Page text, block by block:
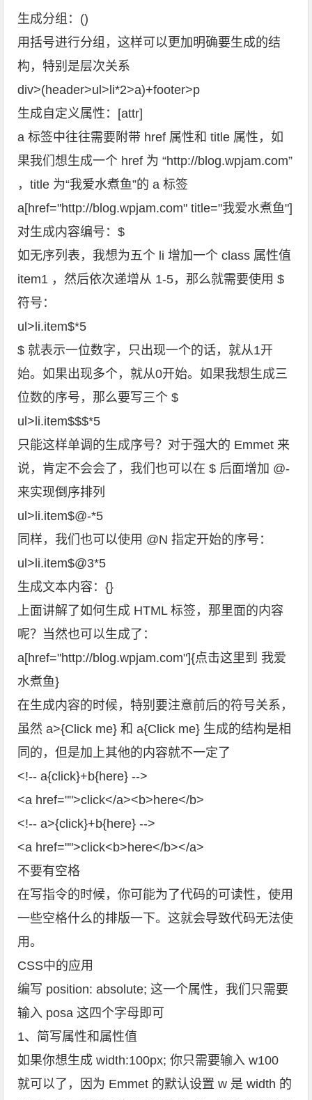
生成分组：()
用括号进行分组，这样可以更加明确要生成的结
构，特别是层次关系
div>(header>ul>li*2>a)+footer>p
生成自定义属性：[attr]
a 标签中往往需要附带 href 属性和 title 属性，如
果我们想生成一个 href 为 “http://blog.wpjam.com”
，title 为“我爱水煮鱼”的 a 标签
a[href="http://blog.wpjam.com" title="我爱水煮鱼"]
对生成内容编号：$
如无序列表，我想为五个 li 增加一个 class 属性值
item1 ，然后依次递增从 1-5，那么就需要使用 $
符号：
ul>li.item$*5
$ 就表示一位数字，只出现一个的话，就从1开
始。如果出现多个，就从0开始。如果我想生成三
位数的序号，那么要写三个 $
ul>li.item$$$*5
只能这样单调的生成序号？对于强大的 Emmet 来
说，肯定不会会了，我们也可以在 $ 后面增加 @-
来实现倒序排列
ul>li.item$@-*5
同样，我们也可以使用 @N 指定开始的序号：
ul>li.item$@3*5
生成文本内容：{}
上面讲解了如何生成 HTML 标签，那里面的内容
呢？当然也可以生成了：
a[href="http://blog.wpjam.com"]{点击这里到 我爱
水煮鱼}
在生成内容的时候，特别要注意前后的符号关系，
虽然 a>{Click me} 和 a{Click me} 生成的结构是相
同的，但是加上其他的内容就不一定了
<!-- a{click}+b{here} -->
<a href="">click</a><b>here</b>
<!-- a>{click}+b{here} -->
<a href="">click<b>here</b></a>
不要有空格
在写指令的时候，你可能为了代码的可读性，使用
一些空格什么的排版一下。这就会导致代码无法使
用。
CSS中的应用
编写 position: absolute; 这一个属性，我们只需要
输入 posa 这四个字母即可
1、简写属性和属性值
如果你想生成 width:100px; 你只需要输入 w100
就可以了，因为 Emmet 的默认设置 w 是 width 的